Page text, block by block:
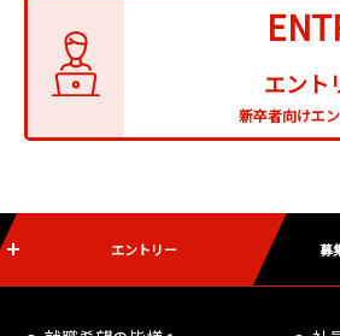
エント
新卒者向けエ
エントリー 募